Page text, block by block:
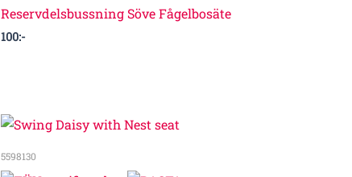
Reservdelsbussning Söve Fågelbosäte
100:-
5598130